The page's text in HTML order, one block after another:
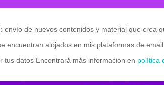
envío de nuevos contenidos y material que crea
encuentran alojados en mis plataformas de
tus datos Encontrará más información en política